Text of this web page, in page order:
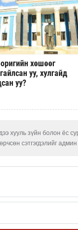
хөшөөг
уу, хулгайд
уу?
хууль зүйн болон ёс
сэтгэгдэлийг админ